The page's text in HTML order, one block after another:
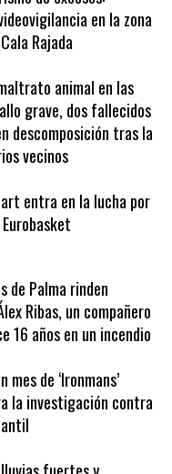
de excesos:
en la zona
Rajada
animal en las
grave, dos fallecidos
descomposición tras la
vecinos
entra en la lucha por
de Palma rinden
Ribas, un compañero
16 años en un incendio
mes de ‘Ironmans’
la investigación contra